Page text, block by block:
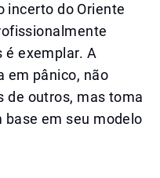
incerto do Oriente
é exemplar. A
em pânico, não
de outros, mas toma
em seu modelo